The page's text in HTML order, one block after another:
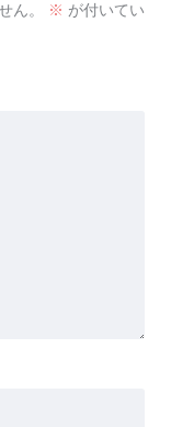
ん。 ※ が付いてい